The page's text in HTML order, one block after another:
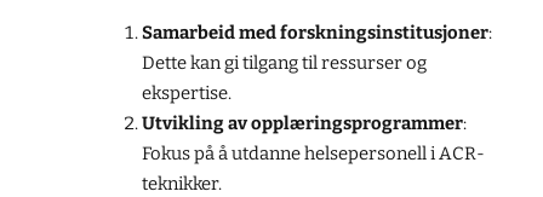
Samarbeid med forskningsinstitusjoner:
Dette kan gi tilgang til ressurser og
ekspertise.
Utvikling av opplæringsprogrammer:
Fokus på å utdanne helsepersonell i ACR-
teknikker.